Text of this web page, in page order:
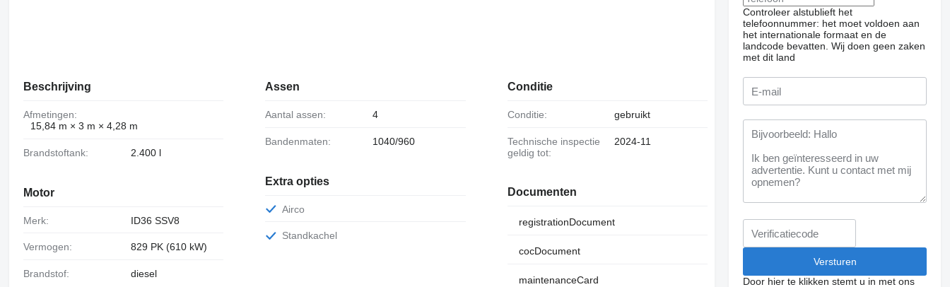
Beschrijving
Afmetingen:
15,84 m × 3 m × 4,28 m
Brandstoftank: 2.400 l
Motor
Merk: ID36 SSV8
Vermogen: 829 PK (610 kW)
Brandstof: diesel
Assen
Aantal assen: 4
Bandenmaten: 1040/960
Extra opties
Airco
Standkachel
Conditie
Conditie: gebruikt
Technische inspectie
geldig tot:
2024-11
Documenten
registrationDocument
cocDocument
maintenanceCard
Controleer alstublieft het
telefoonnummer: het moet voldoen aan
het internationale formaat en de
landcode bevatten. Wij doen geen zaken
met dit land
Door hier te klikken stemt u in met ons